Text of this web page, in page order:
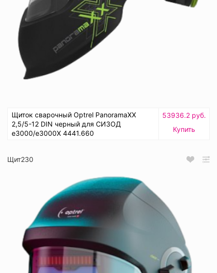
Щиток сварочный Optrel PanoramaXX
2,5/5-12 DIN черный для СИЗОД
e3000/e3000X 4441.660
53936.2 руб.
Купить
Щит230